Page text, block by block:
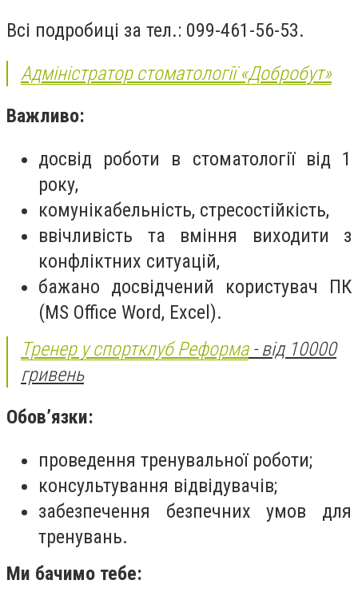
Всі подробиці за тел.: 099-461-56-53.
Адміністратор стоматології «Добробут»
Важливо:
досвід роботи в стоматології від 1
року,
комунікабельність, стресостійкість,
ввічливість та вміння виходити з
конфліктних ситуацій,
бажано досвідчений користувач ПК
(MS Office Word, Excel).
Тренер у спортклуб Реформа- від 10000
гривень
Обов’язки:
проведення тренувальної роботи;
консультування відвідувачів;
забезпечення безпечних умов для
тренувань.
Ми бачимо тебе: